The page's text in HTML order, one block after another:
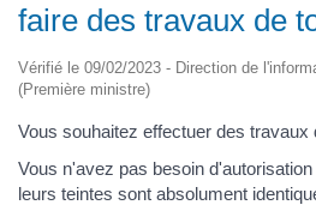
faire des travaux de
Vérifié le 09/02/2023 - Direction de
(Première ministre)
Vous souhaitez effectuer des travaux
Vous n'avez pas besoin
leurs teintes sont absolument